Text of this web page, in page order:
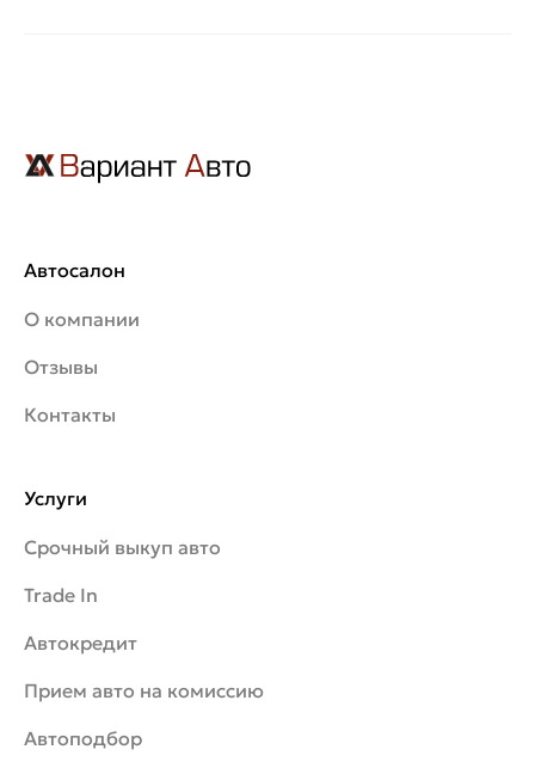
Автосалон
О компании
Отзывы
Контакты
Услуги
Срочный выкуп авто
Trade In
Автокредит
Прием авто на комиссию
Автоподбор